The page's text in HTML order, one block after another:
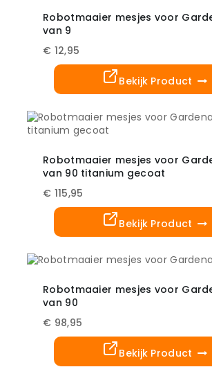
Robotmaaier mesjes voor
van 9
€ 12,95
Bekijk Product
Robotmaaier mesjes voor
van 90 titanium gecoat
€ 115,95
Bekijk Product
Robotmaaier mesjes voor
van 90
€ 98,95
Bekijk Product